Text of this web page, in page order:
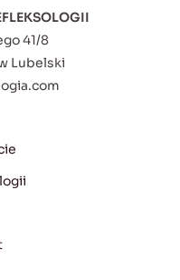
41/8
Lubelski